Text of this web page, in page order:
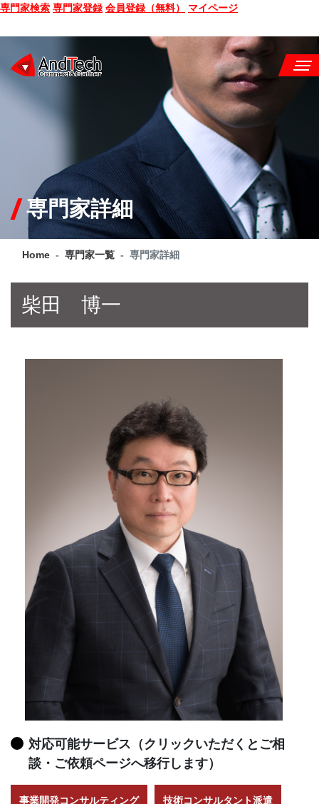
専門家検索 専門家登録 会員登録（無料） マイページ
CONSULTING
SERVICE
COMPANY
Q&A
専門家詳細
Home 専門家一覧 専門家詳細
柴田 博一
対応可能サービス（クリックいただくとご相
談・ご依頼ページへ移行します）
事業開発コンサルティング 技術コンサルタント派遣